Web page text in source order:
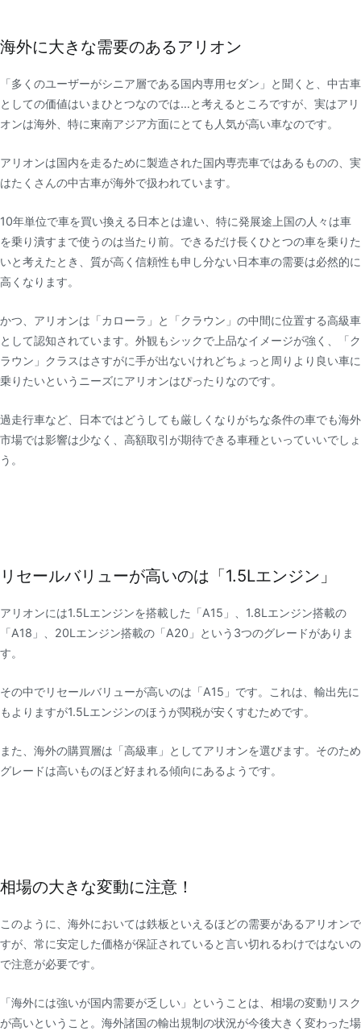
海外に大きな需要のあるアリオン
「多くのユーザーがシニア層である国内専用セダン」と聞くと、中古車
としての価値はいまひとつなのでは…と考えるところですが、実はアリ
オンは海外、特に東南アジア方面にとても人気が高い車なのです。
アリオンは国内を走るために製造された国内専売車ではあるものの、実
はたくさんの中古車が海外で扱われています。
10年単位で車を買い換える日本とは違い、特に発展途上国の人々は車
を乗り潰すまで使うのは当たり前。できるだけ長くひとつの車を乗りた
いと考えたとき、質が高く信頼性も申し分ない日本車の需要は必然的に
高くなります。
かつ、アリオンは「カローラ」と「クラウン」の中間に位置する高級車
として認知されています。外観もシックで上品なイメージが強く、「ク
ラウン」クラスはさすがに手が出ないけれどちょっと周りより良い車に
乗りたいというニーズにアリオンはぴったりなのです。
過走行車など、日本ではどうしても厳しくなりがちな条件の車でも海外
市場では影響は少なく、高額取引が期待できる車種といっていいでしょ
う。
リセールバリューが高いのは「1.5Lエンジン」
アリオンには1.5Lエンジンを搭載した「A15」、1.8Lエンジン搭載の
「A18」、20Lエンジン搭載の「A20」という3つのグレードがありま
す。
その中でリセールバリューが高いのは「A15」です。これは、輸出先に
もよりますが1.5Lエンジンのほうが関税が安くすむためです。
また、海外の購買層は「高級車」としてアリオンを選びます。そのため
グレードは高いものほど好まれる傾向にあるようです。
相場の大きな変動に注意！
このように、海外においては鉄板といえるほどの需要があるアリオンで
すが、常に安定した価格が保証されていると言い切れるわけではないの
で注意が必要です。
「海外には強いが国内需要が乏しい」ということは、相場の変動リスク
が高いということ。海外諸国の輸出規制の状況が今後大きく変わった場